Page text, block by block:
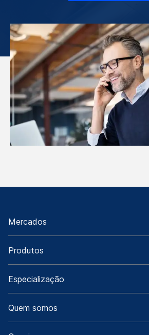
Mercados
Produtos
Especialização
Quem somos